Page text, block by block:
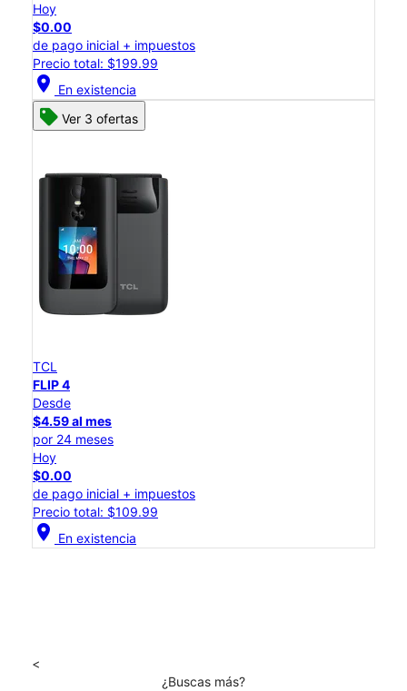
Hoy
$0.00
de pago inicial + impuestos
Precio total: $199.99
location_on En existencia
Ver 3 ofertas
TCL
FLIP 4
Desde
$4.59 al mes
por 24 meses
Hoy
$0.00
de pago inicial + impuestos
Precio total: $109.99
location_on En existencia
<
¿Buscas más?